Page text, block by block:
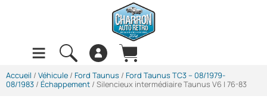
Accueil / Véhicule / Ford Taunus / Ford Taunus TC3 -- 08/1979-
08/1983 / Échappement / Silencieux intermédiaire Taunus V6 | 76-83